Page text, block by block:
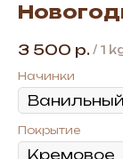
3 500 р. / 1
Начинки
Покрытие